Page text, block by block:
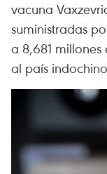
vacuna
suministradas
a 8,681
al país